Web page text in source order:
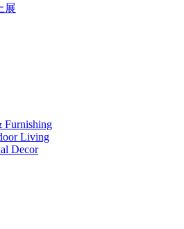
展
Furnishing
Living
Decor